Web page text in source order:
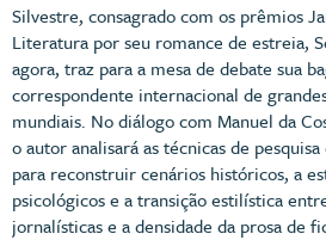
Silvestre, consagrado com os prêmios
Literatura por seu romance de estreia,
agora, traz para a mesa de debate sua
correspondente internacional de
mundiais. No diálogo com Manuel da
o autor analisará as técnicas de
para reconstruir cenários históricos, a
psicológicos e a transição estilística
jornalísticas e a densidade da prosa de